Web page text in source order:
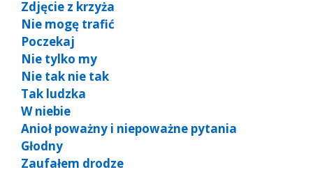
Zdjęcie z krzyża
Nie mogę trafić
Poczekaj
Nie tylko my
Nie tak nie tak
Tak ludzka
W niebie
Anioł poważny i niepoważne pytania
Głodny
Zaufałem drodze